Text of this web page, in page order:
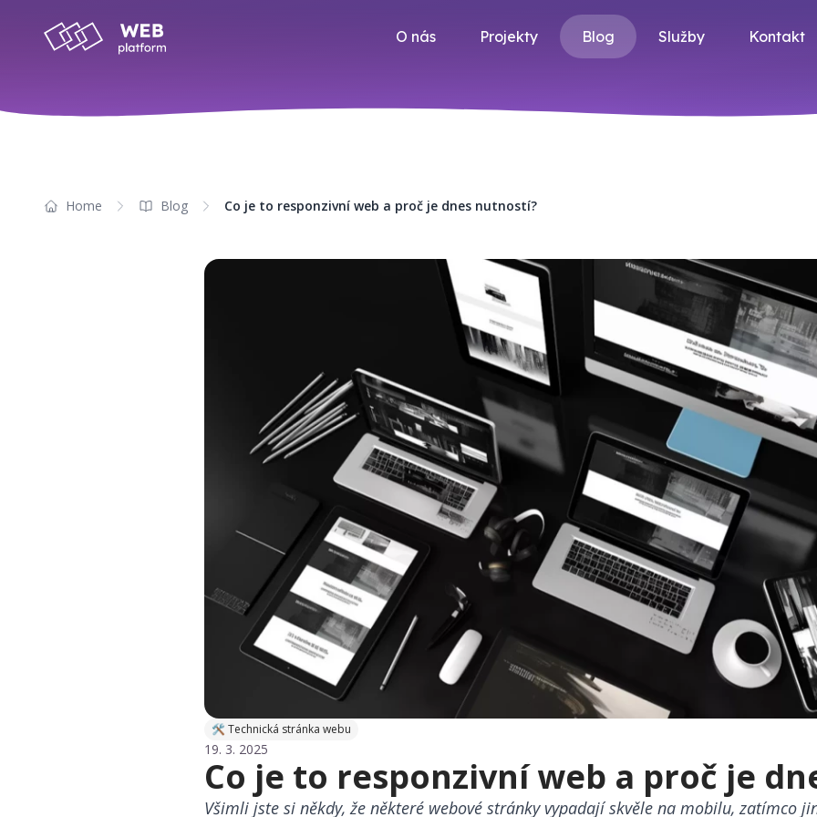
O nás Projekty Blog Služby Kontakt
Home Blog Co je to responzivní web a proč je dnes nutností?
🛠 Technická stránka webu
19. 3. 2025
Co je to responzivní web a proč je
Všimli jste si někdy, že některé webové stránky vypadají skvěle na mobilu, zatímco